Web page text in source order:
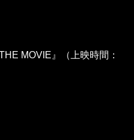
MOVIE』（上映時間：